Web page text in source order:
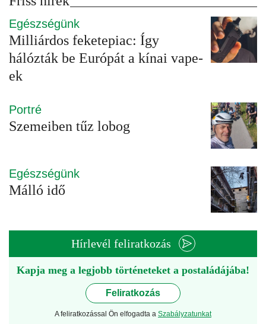
Egészségünk
Milliárdos feketepiac: Így
hálózták be Európát a kínai vape-
ek
Portré
Szemeiben tűz lobog
Egészségünk
Málló idő
Hírlevél feliratkozás
Kapja meg a legjobb történeteket a postaládájába!
Feliratkozás
A feliratkozással Ön elfogadta a Szabályzatunkat